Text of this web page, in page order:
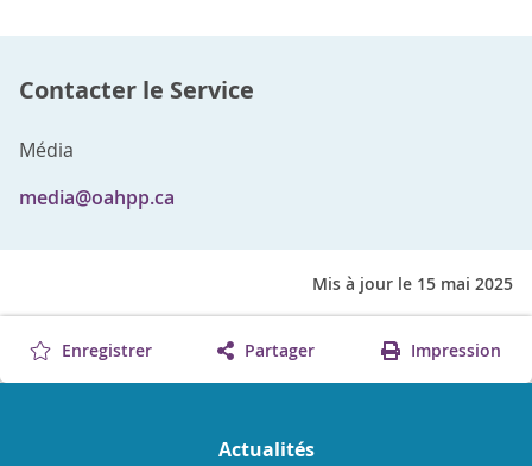
Contacter le Service
Média
media@oahpp.ca
Mis à jour le 15 mai 2025
Enregistrer Partager Impression
Actualités